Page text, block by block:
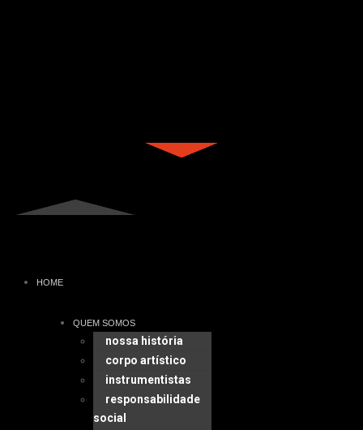
HOME
QUEM SOMOS
nossa história
corpo artístico
instrumentistas
responsabilidade
social